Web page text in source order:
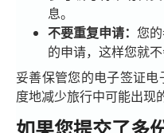
息。
不要重复申请： 您
的申请，这样您就
妥善保管您的电子签证
度地减少旅行中可能出现